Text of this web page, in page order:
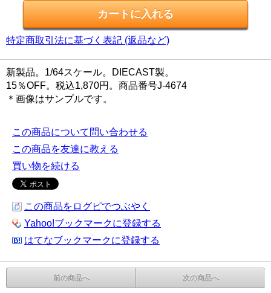
特定商取引法に基づく表記 (返品など)
新製品。1/64スケール。DIECAST製。
15％OFF。税込1,870円。商品番号J-4674
＊画像はサンプルです。
この商品について問い合わせる
この商品を友達に教える
買い物を続ける
この商品をログピでつぶやく
Yahoo!ブックマークに登録する
はてなブックマークに登録する
前の商品へ 次の商品へ